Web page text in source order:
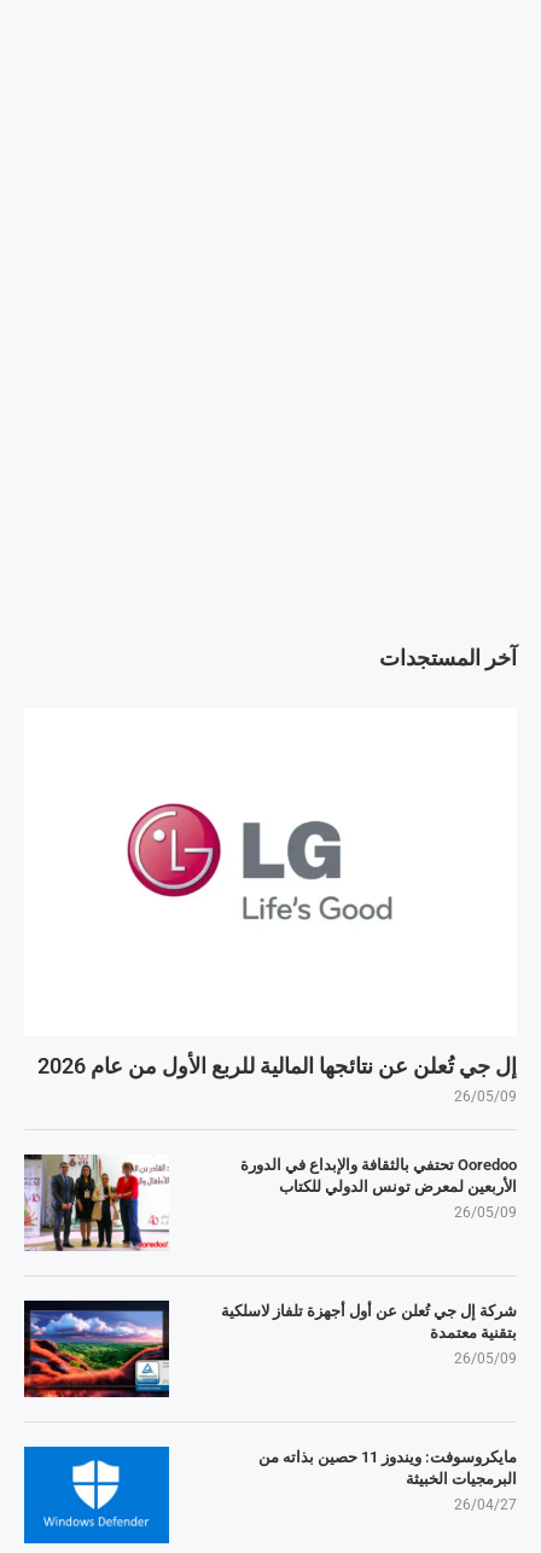
آخر المستجدات
إل جي تُعلن عن نتائجها المالية للربع الأول من عام 2026
26/05/09
Ooredoo تحتفي بالثقافة والإبداع في الدورة
الأربعين لمعرض تونس الدولي للكتاب
26/05/09
شركة إل جي تُعلن عن أول أجهزة تلفاز لاسلكية
بتقنية معتمدة
26/05/09
مايكروسوفت: ويندوز 11 حصين بذاته من
البرمجيات الخبيثة
26/04/27